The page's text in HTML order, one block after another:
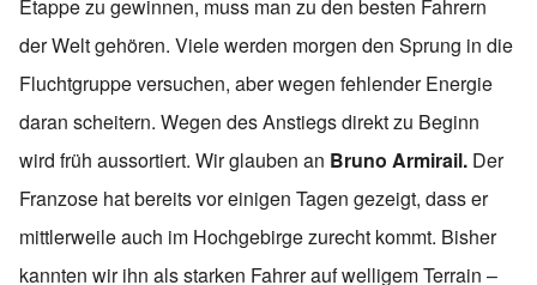
Etappe zu gewinnen, muss man zu den besten Fahrern
der Welt gehören. Viele werden morgen den Sprung in die
Fluchtgruppe versuchen, aber wegen fehlender Energie
daran scheitern. Wegen des Anstiegs direkt zu Beginn
wird früh aussortiert. Wir glauben an Bruno Armirail. Der
Franzose hat bereits vor einigen Tagen gezeigt, dass er
mittlerweile auch im Hochgebirge zurecht kommt. Bisher
kannten wir ihn als starken Fahrer auf welligem Terrain –